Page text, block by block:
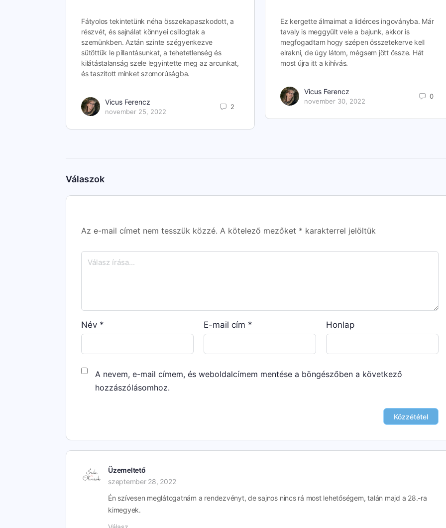
Fátyolos tekintetünk néha összekapaszkodott, a
részvét, és sajnálat könnyei csillogtak a
szemünkben. Aztán szinte szégyenkezve
sütöttük le pillantásunkat, a tehetetlenség és
kilátástalanság szele legyintette meg az arcunkat,
és taszított minket szomorúságba.
Vicus Ferencz
november 25, 2022
2
Ez kergette álmaimat a lidérces ingoványba. Már
tavaly is meggyűlt vele a bajunk, akkor is
megfogadtam hogy szépen összetekerve kell
elrakni, de úgy látom, mégsem jött össze. Hát
most újra itt a kihívás.
Vicus Ferencz
november 30, 2022
0
Válaszok
Az e-mail címet nem tesszük közzé. A kötelező mezőket * karakterrel jelöltük
Név * E-mail cím * Honlap
A nevem, e-mail címem, és weboldalcímem mentése a böngészőben a következő
hozzászólásomhoz.
Üzemeltető
szeptember 28, 2022
Én szívesen meglátogatnám a rendezvényt, de sajnos nincs rá most lehetőségem, talán majd a 28.-ra
kimegyek.